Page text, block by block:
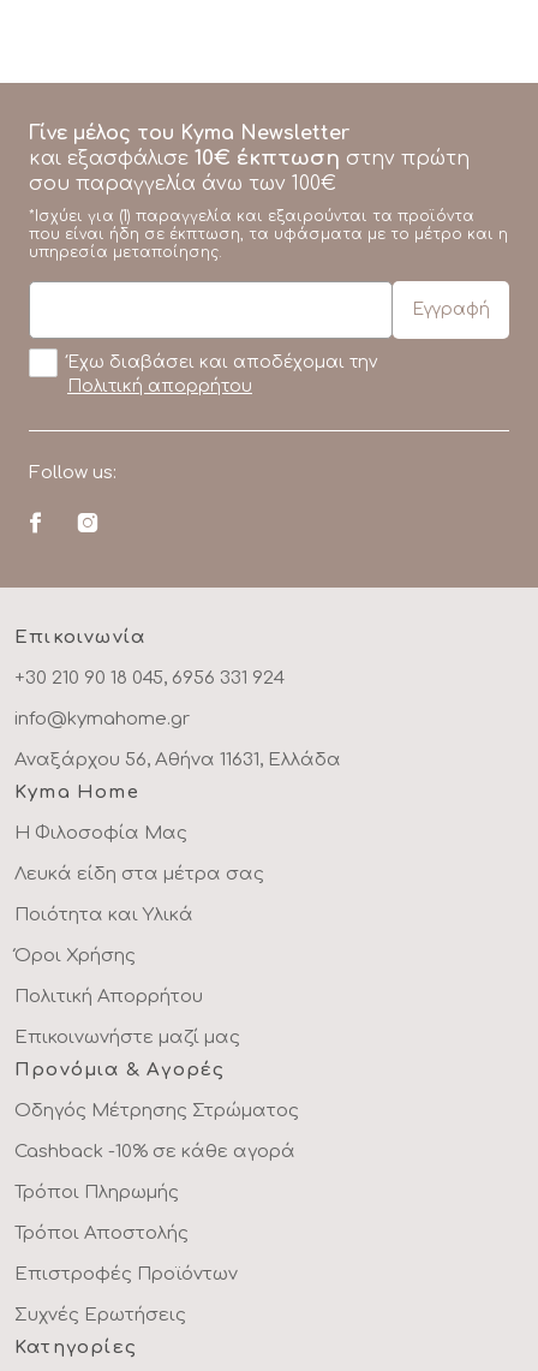
Γίνε μέλος του Kyma Newsletter
και εξασφάλισε 10€ έκπτωση στην πρώτη
σου παραγγελία άνω των 100€
*Ισχύει για (1) παραγγελία και εξαιρούνται τα προϊόντα
που είναι ήδη σε έκπτωση, τα υφάσματα με το μέτρο και η
υπηρεσία μεταποίησης.
Έχω διαβάσει και αποδέχομαι την
Πολιτική απορρήτου
Follow us:
Επικοινωνία
+30 210 90 18 045, 6956 331 924
info@kymahome.gr
Αναξάρχου 56, Αθήνα 11631, Ελλάδα
Kyma Home
Η Φιλοσοφία Μας
Λευκά είδη στα μέτρα σας
Ποιότητα και Υλικά
Όροι Χρήσης
Πολιτική Απορρήτου
Επικοινωνήστε μαζί μας
Προνόμια & Αγορές
Οδηγός Μέτρησης Στρώματος
Cashback -10% σε κάθε αγορά
Τρόποι Πληρωμής
Τρόποι Αποστολής
Επιστροφές Προϊόντων
Συχνές Ερωτήσεις
Κατηγορίες